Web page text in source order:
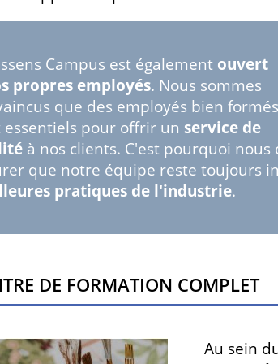
Campus est également ouvert
propres employés. Nous sommes
que des employés bien formés
essentiels pour offrir un service de
à nos clients. C'est pourquoi nous
que notre équipe reste toujours
pratiques de l'industrie.
de formation complet
Au sein